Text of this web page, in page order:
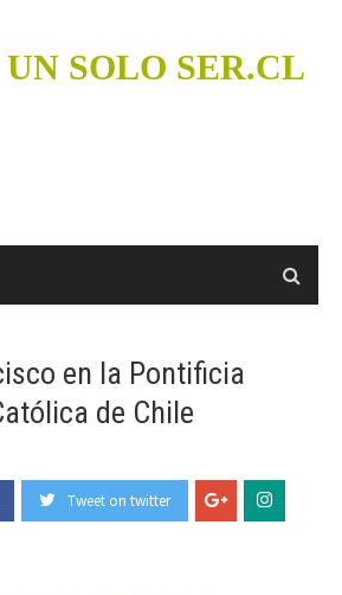
UN SOLO SER.CL
en la Pontificia
de Chile
Tweet on twitter